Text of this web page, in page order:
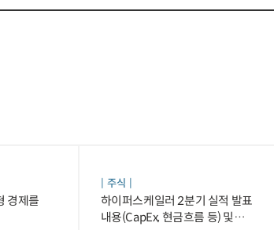
경제를
주식
하이퍼스케일러 2분기 실적 발표
내용(CapEx, 현금흐름 등) 및